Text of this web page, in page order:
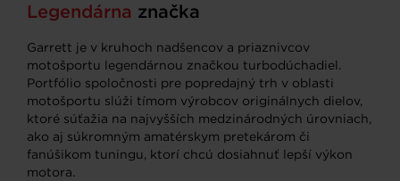
Legendárna značka
Garrett je v kruhoch nadšencov a priaznivcov
motošportu legendárnou značkou turbodúchadiel.
Portfólio spoločnosti pre popredajný trh v oblasti
motošportu slúži tímom výrobcov originálnych dielov,
ktoré súťažia na najvyšších medzinárodných úrovniach,
ako aj súkromným amatérskym pretekárom či
fanúšikom tuningu, ktorí chcú dosiahnuť lepší výkon
motora.